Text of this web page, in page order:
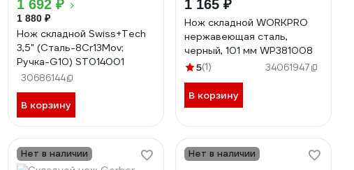
1 692 ₽
1 880 ₽
Нож складной Swiss+Tech
3,5" (Сталь-8Cr13Mov;
Ручка-G10) ST014001
30686144
В корзину
1 165 ₽
Нож складной WORKPRO
нержавеющая сталь,
черный, 101 мм WP381008
5(1) 34061947
В корзину
Нет в наличии Нет в наличии